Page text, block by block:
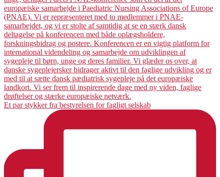
Et par stykker fra bestyrelsen for fagligt selskab